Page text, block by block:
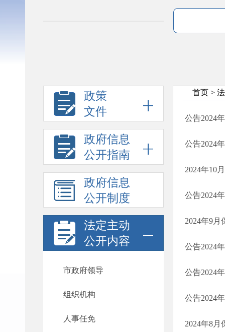
政策
文件
政府信息
公开指南
政府信息
公开制度
法定主动
公开内容
市政府领导
组织机构
人事任免
首页 >
公告2024
公告2024
2024年10
公告2024
2024年9
公告2024
公告2024
公告2024
2024年8